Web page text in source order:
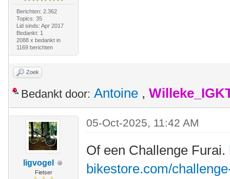
Berichten: 2.362
Topics: 35
Lid sinds: Apr 2017
Bedankt: 1
2088 x bedankt in
1169 berichten
Zoek
Bedankt door: Antoine ,
ligvogel
Fietser
05-Oct-2025, 11:42 AM
Of een Challenge Furai.
bikestore.com/